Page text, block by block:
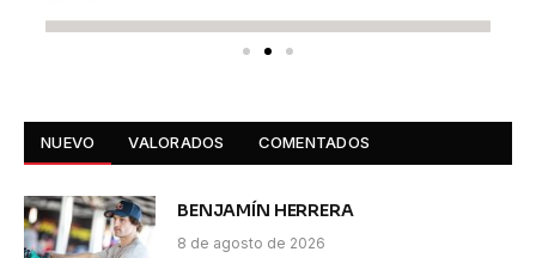
NUEVO VALORADOS COMENTADOS
BENJAMÍN HERRERA
8 de agosto de 2026